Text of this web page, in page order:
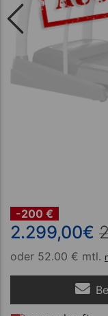
-200 €
2.299,00€
oder 52.00 € mtl.